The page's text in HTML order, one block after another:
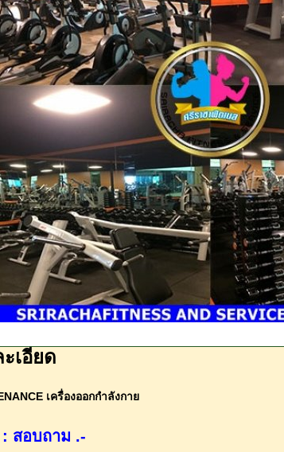
เอียด
เครื่องออกกำลังกาย
: สอบถาม .-